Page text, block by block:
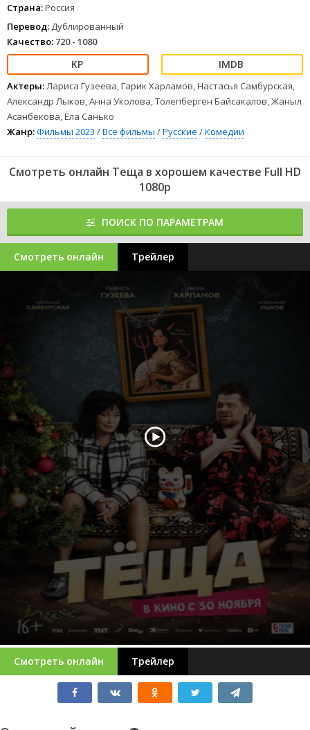
Страна:Россия
Перевод: Дублированный
Качество: 720 - 1080
Актеры:Лариса Гузеева, Гарик Харламов, Настасья Самбурская,
Александр Лыков, Анна Уколова, Толепберген Байсакалов, Жаныл
Асанбекова, Ёла Санько
Жанр:Фильмы 2023 /Все фильмы /Русские /Комедии
Смотреть онлайн Теща в хорошем качестве Full HD
1080p
ПОИСК ПО ПАРАМЕТРАМ
Смотреть онлайн Трейлер
Смотреть онлайн Трейлер